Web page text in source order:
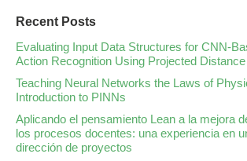
Recent Posts
Evaluating Input Data Structures for CNN-
Action Recognition Using Projected
Teaching Neural Networks the Laws of
Introduction to PINNs
Aplicando el pensamiento Lean a la mejora
los procesos docentes: una experiencia en
dirección de proyectos